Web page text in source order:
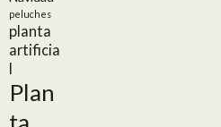
peluches
planta
artificia
l
Plan